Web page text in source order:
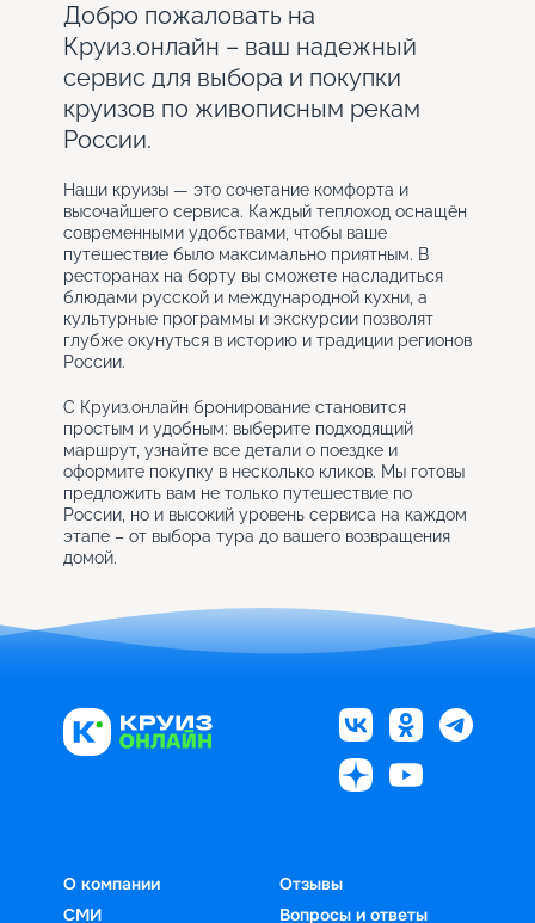
Добро пожаловать на
Круиз.онлайн – ваш надежный
сервис для выбора и покупки
круизов по живописным рекам
России.
Наши круизы — это сочетание комфорта и
высочайшего сервиса. Каждый теплоход оснащён
современными удобствами, чтобы ваше
путешествие было максимально приятным. В
ресторанах на борту вы сможете насладиться
блюдами русской и международной кухни, а
культурные программы и экскурсии позволят
глубже окунуться в историю и традиции регионов
России.
С Круиз.онлайн бронирование становится
простым и удобным: выберите подходящий
маршрут, узнайте все детали о поездке и
оформите покупку в несколько кликов. Мы готовы
предложить вам не только путешествие по
России, но и высокий уровень сервиса на каждом
этапе – от выбора тура до вашего возвращения
домой.
О компании
СМИ
Отзывы
Вопросы и ответы